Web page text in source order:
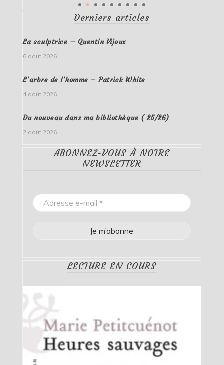
Derniers articles
La sculptrice – Quentin Vijoux
6 août 2026
L’arbre de l’homme – Patrick White
4 août 2026
Du nouveau dans ma bibliothèque ( 25/26)
2 août 2026
ABONNEZ-VOUS À NOTRE
NEWSLETTER
LECTURE EN COURS